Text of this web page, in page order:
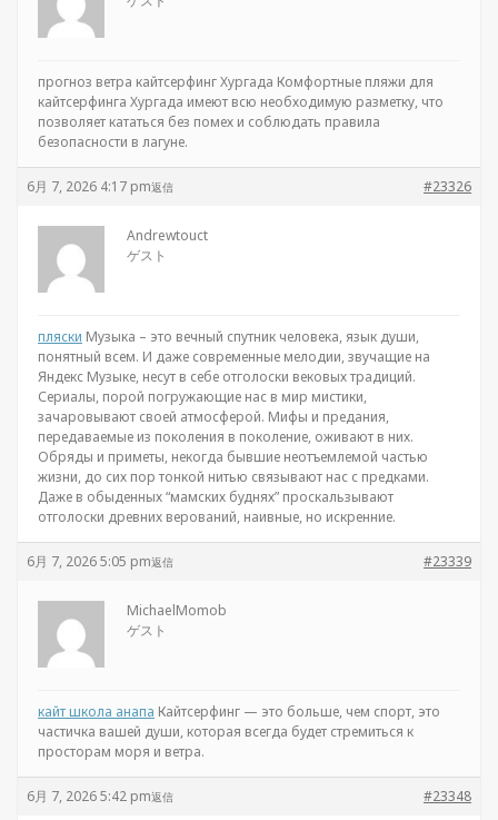
прогноз ветра кайтсерфинг Хургада Комфортные пляжи для
кайтсерфинга Хургада имеют всю необходимую разметку, что
позволяет кататься без помех и соблюдать правила
безопасности в лагуне.
6月 7, 2026 4:17 pm #23326
返信
Andrewtouct
ゲスト
пляски Музыка – это вечный спутник человека, язык души,
понятный всем. И даже современные мелодии, звучащие на
Яндекс Музыке, несут в себе отголоски вековых традиций.
Сериалы, порой погружающие нас в мир мистики,
зачаровывают своей атмосферой. Мифы и предания,
передаваемые из поколения в поколение, оживают в них.
Обряды и приметы, некогда бывшие неотъемлемой частью
жизни, до сих пор тонкой нитью связывают нас с предками.
Даже в обыденных “мамских буднях” проскальзывают
отголоски древних верований, наивные, но искренние.
6月 7, 2026 5:05 pm #23339
返信
MichaelMomob
ゲスト
кайт школа анапа Кайтсерфинг — это больше, чем спорт, это
частичка вашей души, которая всегда будет стремиться к
просторам моря и ветра.
6月 7, 2026 5:42 pm #23348
返信